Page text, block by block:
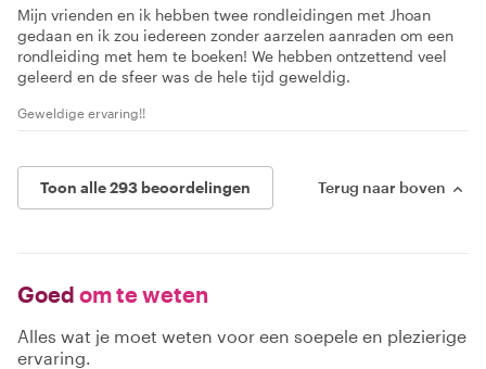
Mijn vrienden en ik hebben twee rondleidingen met Jhoan
gedaan en ik zou iedereen zonder aarzelen aanraden om een
rondleiding met hem te boeken! We hebben ontzettend veel
geleerd en de sfeer was de hele tijd geweldig.
Geweldige ervaring!!
Toon alle 293 beoordelingen Terug naar boven
Goed om te weten
Alles wat je moet weten voor een soepele en plezierige
ervaring.